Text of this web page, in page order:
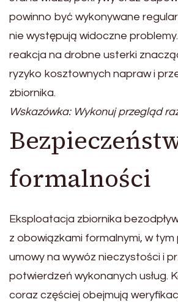
powinno być wykonywane
nie występują widoczne
reakcja na drobne usterki
ryzyko kosztownych napraw i
zbiornika.
Wskazówka: Wykonuj przegląd
formalności
Eksploatacja zbiornika
z obowiązkami formalnymi, w
umowy na wywóz nieczystości i
potwierdzeń wykonanych usług.
coraz częściej obejmują